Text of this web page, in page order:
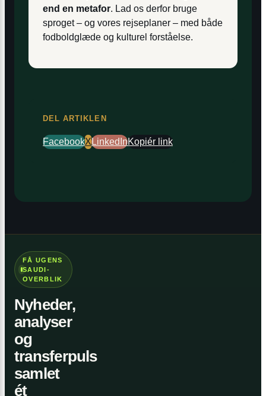
end en metafor. Lad os derfor bruge
sproget – og vores rejseplaner – med både
fodboldglæde og kulturel forståelse.
DEL ARTIKLEN
FacebookXLinkedInKopiér link
FÅ UGENS
SAUDI-
OVERBLIK
Nyheder,
analyser
og
transferpuls
samlet
ét